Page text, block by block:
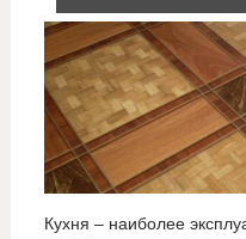
Кухня – наиболее